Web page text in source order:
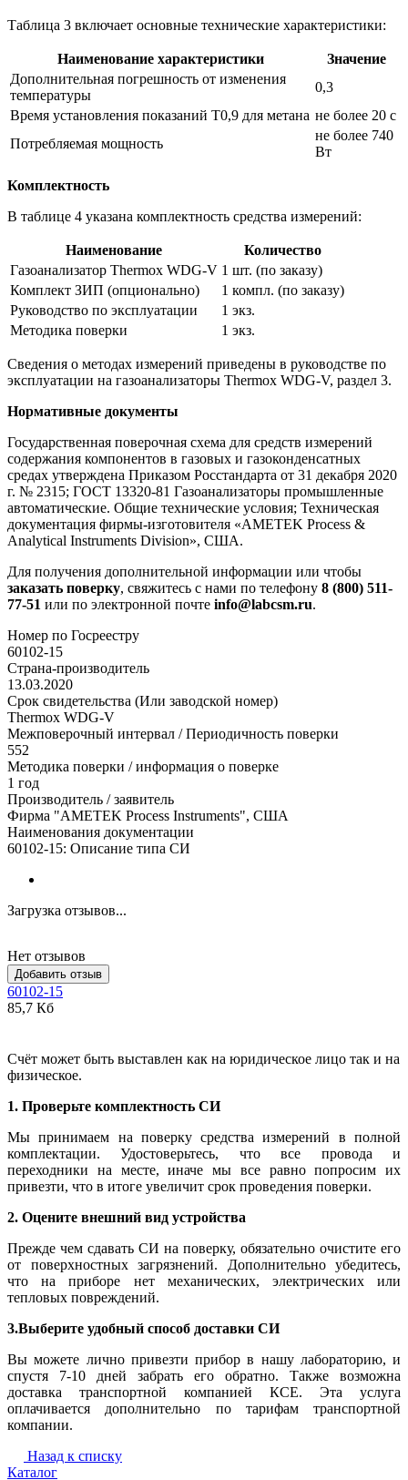
Таблица 3 включает основные технические характеристики:
Наименование характеристики
Значение
Дополнительная погрешность от изменения
температуры
0,3
Время установления показаний T0,9 для метана не более 20 с
Потребляемая мощность
не более 740
Вт
Комплектность
В таблице 4 указана комплектность средства измерений:
Наименование
Количество
Газоанализатор Thermox WDG-V 1 шт. (по заказу)
Комплект ЗИП (опционально)
1 компл. (по заказу)
Руководство по эксплуатации
1 экз.
Методика поверки
1 экз.
Сведения о методах измерений приведены в руководстве по
эксплуатации на газоанализаторы Thermox WDG-V, раздел 3.
Нормативные документы
Государственная поверочная схема для средств измерений
содержания компонентов в газовых и газоконденсатных
средах утверждена Приказом Росстандарта от 31 декабря 2020
г. № 2315; ГОСТ 13320-81 Газоанализаторы промышленные
автоматические. Общие технические условия; Техническая
документация фирмы-изготовителя «AMETEK Process &
Analytical Instruments Division», США.
Для получения дополнительной информации или чтобы
заказать поверку, свяжитесь с нами по телефону 8 (800) 511-
77-51 или по электронной почте info@labcsm.ru.
Номер по Госреестру
60102-15
Страна-производитель
13.03.2020
Срок свидетельства (Или заводской номер)
Thermox WDG-V
Межповерочный интервал / Периодичность поверки
552
Методика поверки / информация о поверке
1 год
Производитель / заявитель
Фирма "AMETEK Process Instruments", США
Наименования документации
60102-15: Описание типа СИ
Загрузка отзывов...
Нет отзывов
Добавить отзыв
60102-15
85,7 Кб
Счёт может быть выставлен как на юридическое лицо так и на
физическое.
1. Проверьте комплектность СИ
Мы принимаем на поверку средства измерений в полной
комплектации. Удостоверьтесь, что все провода и
переходники на месте, иначе мы все равно попросим их
привезти, что в итоге увеличит срок проведения поверки.
2. Оцените внешний вид устройства
Прежде чем сдавать СИ на поверку, обязательно очистите его
от поверхностных загрязнений. Дополнительно убедитесь,
что на приборе нет механических, электрических или
тепловых повреждений.
3.Выберите удобный способ доставки СИ
Вы можете лично привезти прибор в нашу лабораторию, и
спустя 7-10 дней забрать его обратно. Также возможна
доставка транспортной компанией КСЕ. Эта услуга
оплачивается дополнительно по тарифам транспортной
компании.
Назад к списку
Каталог